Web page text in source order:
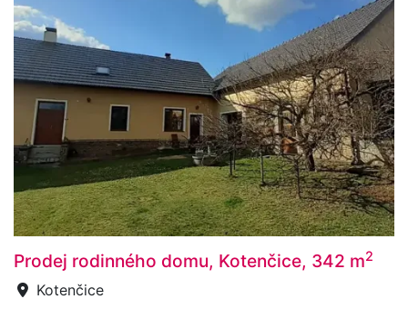
Prodej rodinného domu, Kotenčice, 342 m2
Kotenčice